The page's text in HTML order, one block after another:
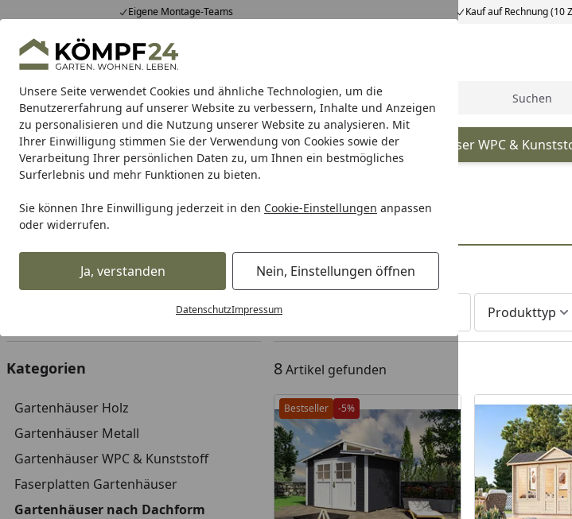
Unsere Seite verwendet Cookies und ähnliche Technologien, um die
Benutzererfahrung auf unserer Website zu verbessern, Inhalte und Anzeigen
zu personalisieren und die Nutzung unserer Website zu analysieren. Mit
Ihrer Einwilligung stimmen Sie der Verwendung von Cookies sowie der
Verarbeitung Ihrer persönlichen Daten zu, um Ihnen ein bestmögliches
Surferlebnis und mehr Funktionen zu bieten.
Sie können Ihre Einwilligung jederzeit in den Cookie-Einstellungen anpassen
oder widerrufen.
Ja, verstanden Nein, Einstellungen öffnen
DatenschutzImpressum
Eigene Montage-Teams Kauf auf Rechnung (10
Hotline0 71 588 01 81
Mo-Fr. 8-16 Uhr 25.961 Bewertungen
Alle Produkte
Alle ProdukteHighlights Tipps & Tricks Suche
Gartenhaus Gartenhäuser Holz Gartenhäuser Metall Gartenhäuser WPC &
Startseite
Stufendach Gartenhäuser
Ihre Artikelübersicht
Serviceleistungen Produkttyp
Kategorien
Gartenhäuser Holz
Gartenhäuser Metall
Gartenhäuser WPC & Kunststoff
Faserplatten Gartenhäuser
Gartenhäuser nach Dachform
8Artikel gefunden
Bestseller -5%